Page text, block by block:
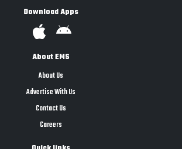
Download Apps
About EMS
About Us
Advertise With Us
Contact Us
Careers